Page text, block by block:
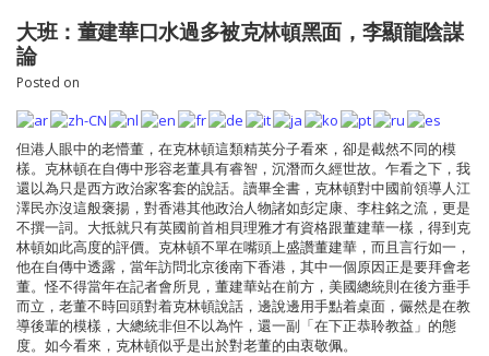
大班：董建華口水過多被克林頓黑面，李顯龍陰謀
論
Posted on
但港人眼中的老懵董，在克林頓這類精英分子看來，卻是截然不同的模
樣。克林頓在自傳中形容老董具有睿智，沉潛而久經世故。乍看之下，我
還以為只是西方政治家客套的說話。讀畢全書，克林頓對中國前領導人江
澤民亦沒這般褒揚，對香港其他政治人物諸如彭定康、李柱銘之流，更是
不撰一詞。大抵就只有英國前首相貝理雅才有資格跟董建華一樣，得到克
林頓如此高度的評價。克林頓不單在嘴頭上盛讚董建華，而且言行如一，
他在自傳中透露，當年訪問北京後南下香港，其中一個原因正是要拜會老
董。怪不得當年在記者會所見，董建華站在前方，美國總統則在後方垂手
而立，老董不時回頭對着克林頓說話，邊說邊用手點着桌面，儼然是在教
導後輩的模樣，大總統非但不以為忤，還一副「在下正恭聆教益」的態
度。如今看來，克林頓似乎是出於對老董的由衷敬佩。